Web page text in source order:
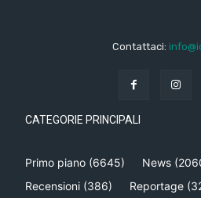
Contattaci:
CATEGORIE PRINCIPALI
Primo piano (6645) News
Recensioni (386) Reportage